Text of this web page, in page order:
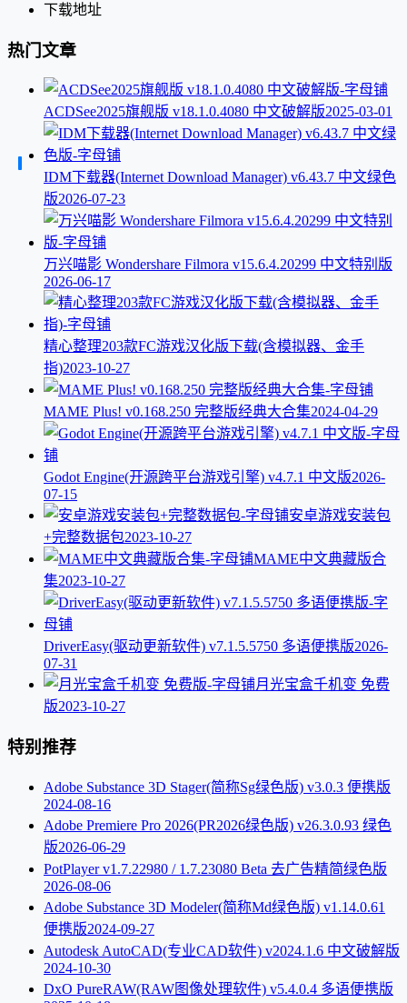
下载地址
热门文章
ACDSee2025旗舰版 v18.1.0.4080 中文破解版2025-03-01
IDM下载器(Internet Download Manager) v6.43.7 中文绿色
版2026-07-23
万兴喵影 Wondershare Filmora v15.6.4.20299 中文特别版
2026-06-17
精心整理203款FC游戏汉化版下载(含模拟器、金手
指)2023-10-27
MAME Plus! v0.168.250 完整版经典大合集2024-04-29
Godot Engine(开源跨平台游戏引擎) v4.7.1 中文版2026-
07-15
安卓游戏安装包
+完整数据包2023-10-27
MAME中文典藏版合
集2023-10-27
DriverEasy(驱动更新软件) v7.1.5.5750 多语便携版2026-
07-31
月光宝盒千机变 免费
版2023-10-27
特别推荐
Adobe Substance 3D Stager(简称Sg绿色版) v3.0.3 便携版
2024-08-16
Adobe Premiere Pro 2026(PR2026绿色版) v26.3.0.93 绿色
版2026-06-29
PotPlayer v1.7.22980 / 1.7.23080 Beta 去广告精简绿色版
2026-08-06
Adobe Substance 3D Modeler(简称Md绿色版) v1.14.0.61
便携版2024-09-27
Autodesk AutoCAD(专业CAD软件) v2024.1.6 中文破解版
2024-10-30
DxO PureRAW(RAW图像处理软件) v5.4.0.4 多语便携版